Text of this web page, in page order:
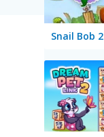
Snail Bob 2